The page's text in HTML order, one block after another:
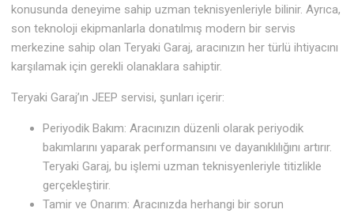
konusunda deneyime sahip uzman teknisyenleriyle bilinir. Ayrıca,
son teknoloji ekipmanlarla donatılmış modern bir servis
merkezine sahip olan Teryaki Garaj, aracınızın her türlü ihtiyacını
karşılamak için gerekli olanaklara sahiptir.
Teryaki Garaj’ın JEEP servisi, şunları içerir:
Periyodik Bakım: Aracınızın düzenli olarak periyodik
bakımlarını yaparak performansını ve dayanıklılığını artırır.
Teryaki Garaj, bu işlemi uzman teknisyenleriyle titizlikle
gerçekleştirir.
Tamir ve Onarım: Aracınızda herhangi bir sorun